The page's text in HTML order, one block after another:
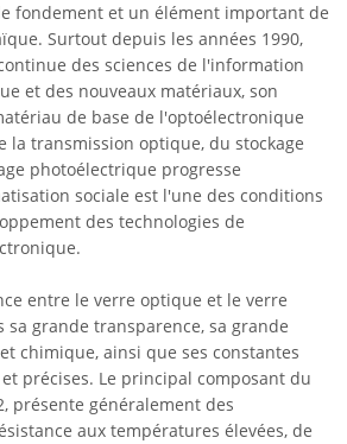
fondement et un élément important de
Surtout depuis les années 1990,
des sciences de l'information
et des nouveaux matériaux, son
de base de l'optoélectronique
la transmission optique, du stockage
photoélectrique progresse
sociale est l'une des conditions
des technologies de
entre le verre optique et le verre
grande transparence, sa grande
chimique, ainsi que ses constantes
précises. Le principal composant du
présente généralement des
aux températures élevées, de